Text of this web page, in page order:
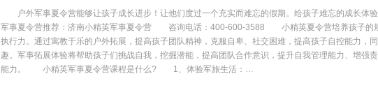
户外军事夏令营能够让孩子成长进步！让他们度过一个充实而难忘的假期。给孩子难忘的成长
军事夏令营推荐：济南小精英军事夏令营 咨询电话：400-600-3588 小精英夏令营培养孩子的规
执行力。通过寓教于乐的户外拓展，提高孩子团队精神，克服自卑、社交困难，提高孩子自控能力，
趣。军事拓展体验将帮助孩子们挑战自我，挖掘潜能，提高团队合作意识，提升自我管理能力、增强
能力。 小精英军事夏令营课程是什么? 1、体验军旅生活：…